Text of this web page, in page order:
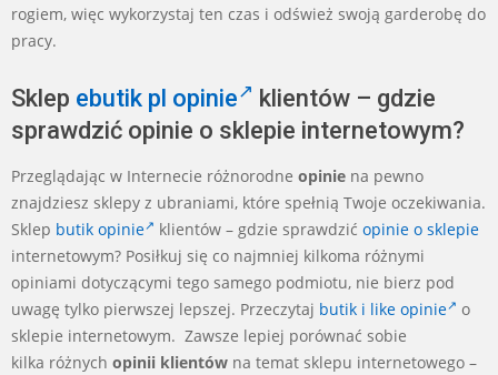
rogiem, więc wykorzystaj ten czas i odśwież swoją garderobę do
pracy.
Sklep ebutik pl opinie
klientów – gdzie
sprawdzić opinie o sklepie internetowym?
Przeglądając w Internecie różnorodne opinie na pewno
znajdziesz sklepy z ubraniami, które spełnią Twoje oczekiwania.
Sklep butik opinie klientów – gdzie sprawdzić opinie o sklepie
internetowym? Posiłkuj się co najmniej kilkoma różnymi
opiniami dotyczącymi tego samego podmiotu, nie bierz pod
uwagę tylko pierwszej lepszej. Przeczytaj butik i like opinie
o
sklepie internetowym. Zawsze lepiej porównać sobie
kilka różnych opinii klientów na temat sklepu internetowego –